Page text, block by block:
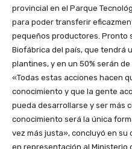
provincial en el Parque
para poder transferir
pequeños productores. Pronto
Biofábrica del país, que tendrá
plantines, y en un 50% serán
«Todas estas acciones hacen
conocimiento y que la gente
pueda desarrollarse y ser más
conocimiento será la única
vez más justa», concluyó en
en representación al Ministerio